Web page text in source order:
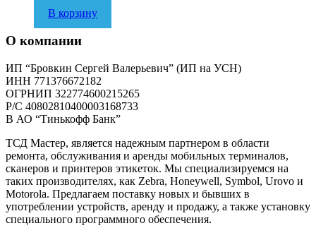
В корзину
О компании
ИП “Бровкин Сергей Валерьевич” (ИП на УСН)
ИНН 771376672182
ОГРНИП 322774600215265
P/C 40802810400003168733
В АО “Тинькофф Банк”
ТСД Мастер, является надежным партнером в области
ремонта, обслуживания и аренды мобильных терминалов,
сканеров и принтеров этикеток. Мы специализируемся на
таких производителях, как Zebra, Honeywell, Symbol, Urovo и
Motorola. Предлагаем поставку новых и бывших в
употреблении устройств, аренду и продажу, а также установку
специального программного обеспечения.